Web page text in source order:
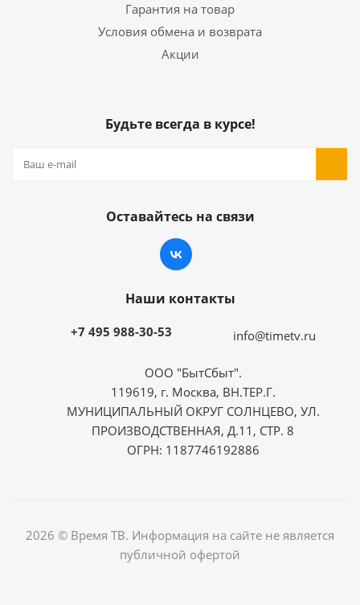
Гарантия на товар
Условия обмена и возврата
Акции
Будьте всегда в курсе!
Оставайтесь на связи
Наши контакты
+7 495 988-30-53 info@timetv.ru
ООО "БытСбыт".
119619, г. Москва, ВН.ТЕР.Г.
МУНИЦИПАЛЬНЫЙ ОКРУГ СОЛНЦЕВО, УЛ.
ПРОИЗВОДСТВЕННАЯ, Д.11, СТР. 8
ОГРН: 1187746192886
2026 © Время ТВ. Информация на сайте не является
публичной офертой